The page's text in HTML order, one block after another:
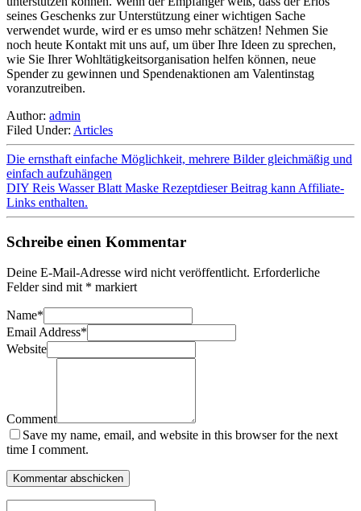
seines Geschenks zur Unterstützung einer wichtigen Sache
verwendet wurde, wird er es umso mehr schätzen! Nehmen Sie
noch heute Kontakt mit uns auf, um über Ihre Ideen zu sprechen,
wie Sie Ihrer Wohltätigkeitsorganisation helfen können, neue
Spender zu gewinnen und Spendenaktionen am Valentinstag
voranzutreiben.
Author: admin
Filed Under: Articles
Die ernsthaft einfache Möglichkeit, mehrere Bilder gleichmäßig und
einfach aufzuhängen
DIY Reis Wasser Blatt Maske Rezeptdieser Beitrag kann Affiliate-
Links enthalten.
Schreibe einen Kommentar
Deine E-Mail-Adresse wird nicht veröffentlicht. Erforderliche
Felder sind mit * markiert
Name*
Email Address*
Website
Comment
Save my name, email, and website in this browser for the next
time I comment.